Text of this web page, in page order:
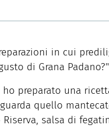
in cui
di Grana Padano?"
preparato una
quello
Riserva, salsa di